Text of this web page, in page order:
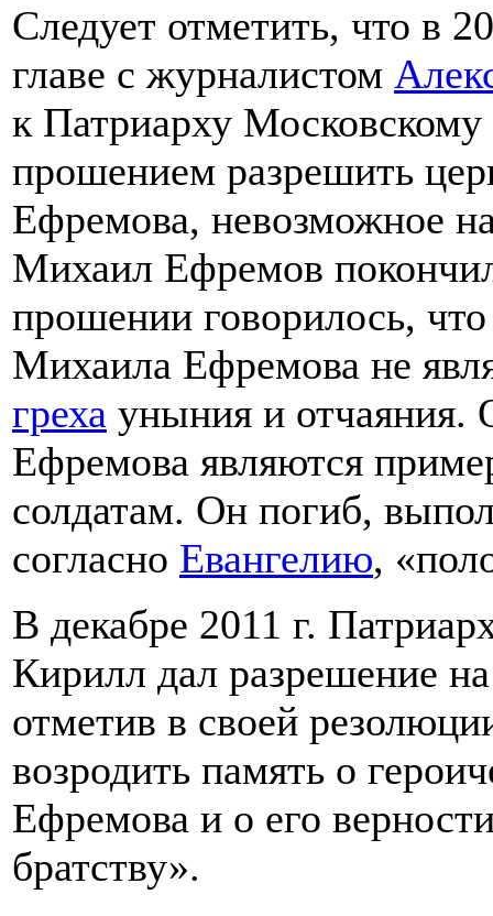
Следует отметить, что в
главе с журналистом
к Патриарху
прошением разрешить
Ефремова, невозможное
Михаил Ефремов
прошении говорилось,
Михаила Ефремова не
греха уныния и отчаяния.
Ефремова являются
солдатам. Он погиб,
согласно Евангелию,
В декабре 2011 г.
Кирилл дал разрешение
отметив в своей
возродить память о
Ефремова и о его
братству».